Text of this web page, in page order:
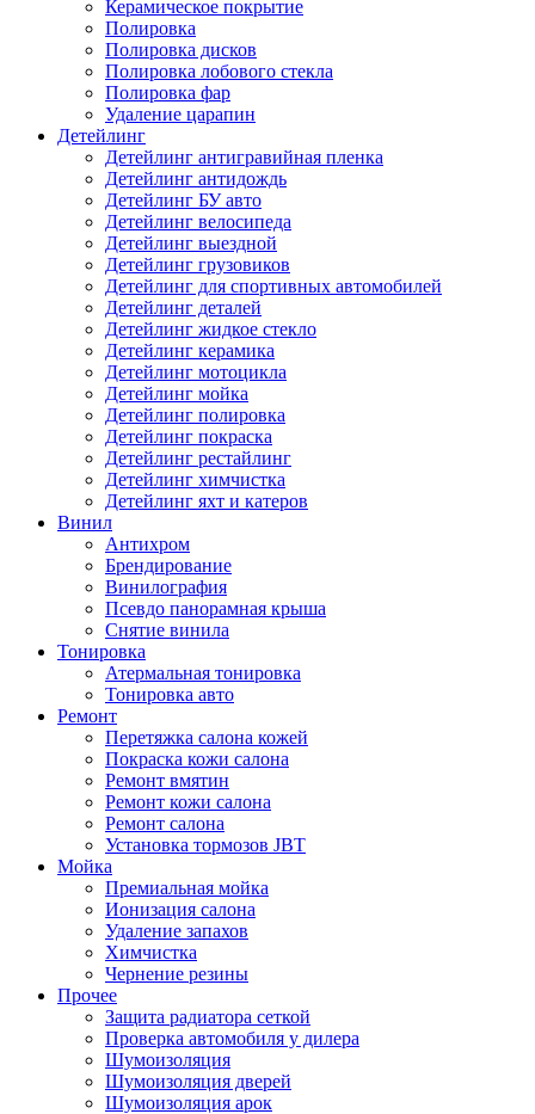
Керамическое покрытие
Полировка
Полировка дисков
Полировка лобового стекла
Полировка фар
Удаление царапин
Детейлинг
Детейлинг антигравийная пленка
Детейлинг антидождь
Детейлинг БУ авто
Детейлинг велосипеда
Детейлинг выездной
Детейлинг грузовиков
Детейлинг для спортивных автомобилей
Детейлинг деталей
Детейлинг жидкое стекло
Детейлинг керамика
Детейлинг мотоцикла
Детейлинг мойка
Детейлинг полировка
Детейлинг покраска
Детейлинг рестайлинг
Детейлинг химчистка
Детейлинг яхт и катеров
Винил
Антихром
Брендирование
Винилография
Псевдо панорамная крыша
Снятие винила
Тонировка
Атермальная тонировка
Тонировка авто
Ремонт
Перетяжка салона кожей
Покраска кожи салона
Ремонт вмятин
Ремонт кожи салона
Ремонт салона
Установка тормозов JBT
Мойка
Премиальная мойка
Ионизация салона
Удаление запахов
Химчистка
Чернение резины
Прочее
Защита радиатора сеткой
Проверка автомобиля у дилера
Шумоизоляция
Шумоизоляция дверей
Шумоизоляция арок